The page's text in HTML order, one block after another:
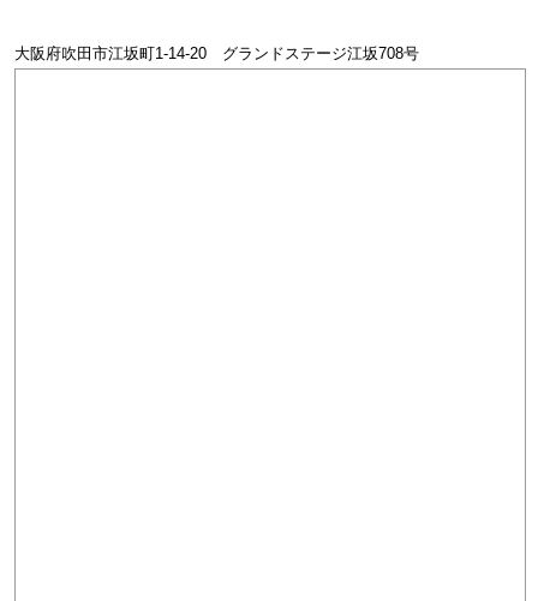
大阪府吹田市江坂町1-14-20 グランドステージ江坂708号